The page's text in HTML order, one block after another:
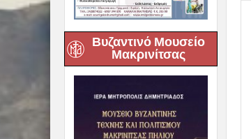
Βυζαντινό Μουσείο
Μακρινίτσας